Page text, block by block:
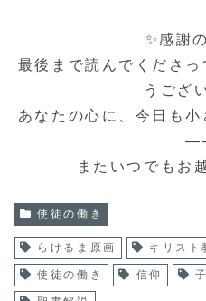
✨感謝
最後まで読んでくださ
うござ
あなたの心に、今日も
またいつでもお
使徒の働き
らけるま原画 キリスト
使徒の働き 信仰